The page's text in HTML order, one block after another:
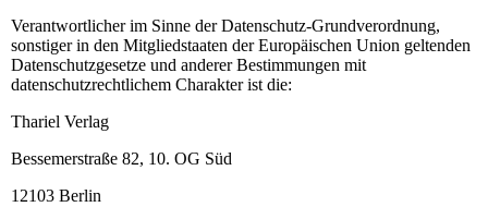
Verantwortlicher im Sinne der Datenschutz-Grundverordnung,
sonstiger in den Mitgliedstaaten der Europäischen Union geltenden
Datenschutzgesetze und anderer Bestimmungen mit
datenschutzrechtlichem Charakter ist die:
Thariel Verlag
Bessemerstraße 82, 10. OG Süd
12103 Berlin